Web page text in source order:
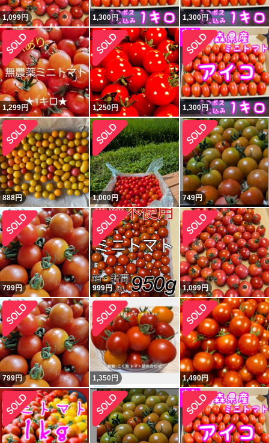
1,099円 1,300円 1,300円
1,299円 1,250円 1,300円
888円 1,000円 749円
799円 999円 1,099円
799円 1,350 円 1,490円